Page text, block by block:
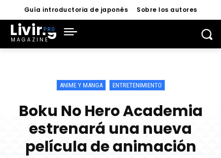
Guía introductoria de japonés Sobre los autores
Living
MAGAZINE
ANIME Y MANGA ENTRETENIMIENTO
Boku No Hero Academia
estrenará una nueva
película de animación